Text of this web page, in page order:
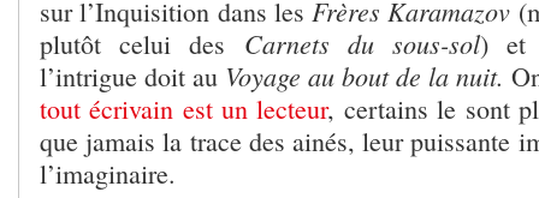
sur l’Inquisition dans les Frères Karamazov
plutôt celui des Carnets du sous-sol) et
l’intrigue doit au Voyage au bout de la nuit.
tout écrivain est un lecteur, certains le sont
que jamais la trace des ainés, leur puissante
l’imaginaire.